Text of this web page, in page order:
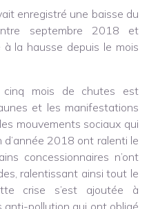
enregistré une baisse du
septembre 2018 et
la hausse depuis le mois
cinq mois de chutes est
et les manifestations
mouvements sociaux qui
2018 ont ralenti le
concessionnaires n’ont
ralentissant ainsi tout le
crise s’est ajoutée à
anti-pollution qui ont obligé